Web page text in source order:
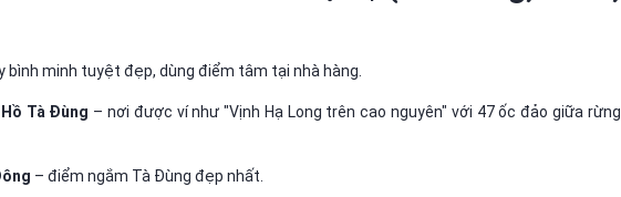
bình minh tuyệt đẹp, dùng điểm tâm tại nhà hàng.
Hồ Tà Đùng – nơi được ví như "Vịnh Hạ Long trên cao nguyên" với 47 ốc đảo giữa rừng
– điểm ngắm Tà Đùng đẹp nhất.